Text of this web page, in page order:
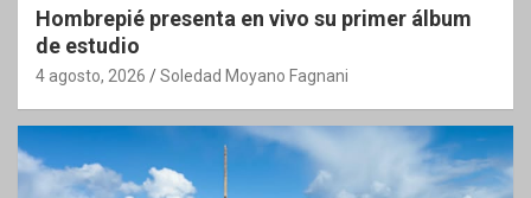
Hombrepié presenta en vivo su primer álbum
de estudio
4 agosto, 2026 Soledad Moyano Fagnani